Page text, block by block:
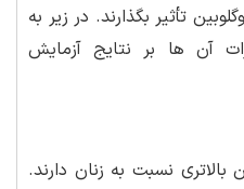
تأثیر بگذارند. در زیر به
آن ها بر نتایج آزمایش
نسبت به زنان دارند.